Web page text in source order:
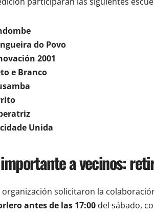
do Povo
2001
e Branco
Unida
a vecinos:
organización solicitaron la
antes de las 17:00 del sábado,